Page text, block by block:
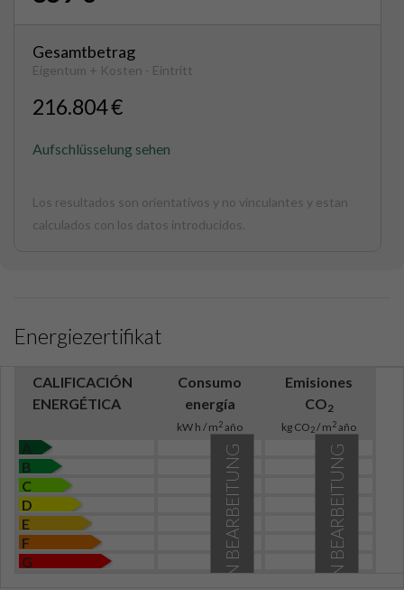
Gesamtbetrag
Eigentum + Kosten - Eintritt
216.804 €
Aufschlüsselung sehen
Los resultados son orientativos y no vinculantes y estan
calculados con los datos introducidos.
Energiezertifikat
CALIFICACIÓN
ENERGÉTICA
Consumo
energía
kW h / m2año
Emisiones
CO2
kg CO2/ m2año
A
B
C
D
E
F
G
IN BEARBEITUNG
IN BEARBEITUNG